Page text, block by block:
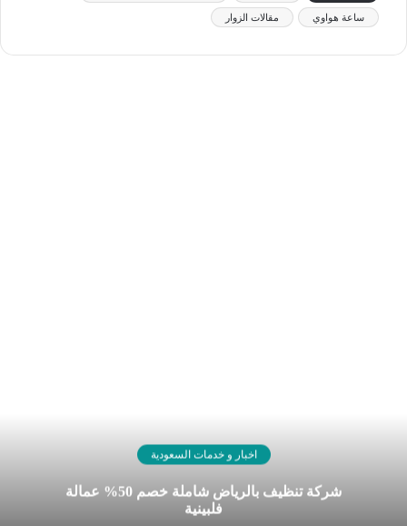
ساعة هواوي مقالات الزوار
اخبار و خدمات السعودية
شركة تنظيف بالرياض شاملة خصم 50% عمالة
فلبينية